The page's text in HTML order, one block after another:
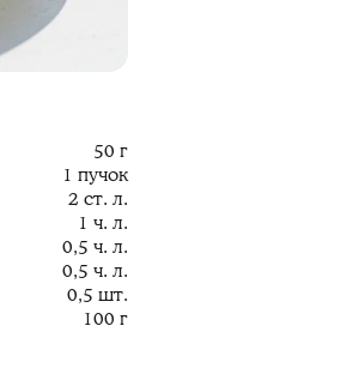
50 г
1 пучок
2 ст. л.
1 ч. л.
0,5 ч. л.
0,5 ч. л.
0,5 шт.
100 г